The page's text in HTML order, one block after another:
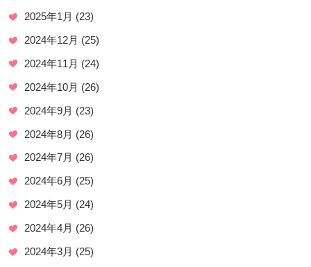
2025年1月 (23)
2024年12月 (25)
2024年11月 (24)
2024年10月 (26)
2024年9月 (23)
2024年8月 (26)
2024年7月 (26)
2024年6月 (25)
2024年5月 (24)
2024年4月 (26)
2024年3月 (25)